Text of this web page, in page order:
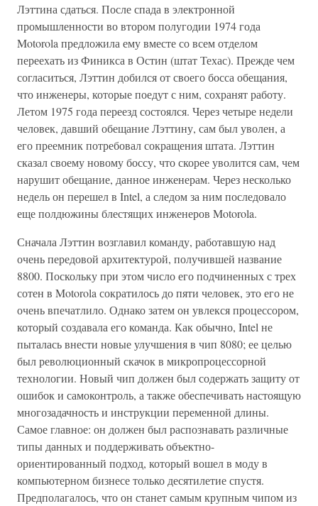
Лэттина сдаться. После спада в электронной
промышленности во втором полугодии 1974 года
Motorola предложила ему вместе со всем отделом
переехать из Финикса в Остин (штат Техас). Прежде чем
согласиться, Лэттин добился от своего босса обещания,
что инженеры, которые поедут с ним, сохранят работу.
Летом 1975 года переезд состоялся. Через четыре недели
человек, давший обещание Лэттину, сам был уволен, а
его преемник потребовал сокращения штата. Лэттин
сказал своему новому боссу, что скорее уволится сам, чем
нарушит обещание, данное инженерам. Через несколько
недель он перешел в Intel, а следом за ним последовало
еще полдюжины блестящих инженеров Motorola.
Сначала Лэттин возглавил команду, работавшую над
очень передовой архитектурой, получившей название
8800. Поскольку при этом число его подчиненных с трех
сотен в Motorola сократилось до пяти человек, это его не
очень впечатлило. Однако затем он увлекся процессором,
который создавала его команда. Как обычно, Intel не
пыталась внести новые улучшения в чип 8080; ее целью
был революционный скачок в микропроцессорной
технологии. Новый чип должен был содержать защиту от
ошибок и самоконтроль, а также обеспечивать настоящую
многозадачность и инструкции переменной длины.
Самое главное: он должен был распознавать различные
типы данных и поддерживать объектно-
ориентированный подход, который вошел в моду в
компьютерном бизнесе только десятилетие спустя.
Предполагалось, что он станет самым крупным чипом из